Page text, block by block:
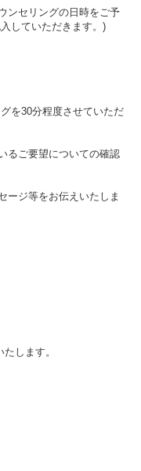
ンセリングの日時をご予
していただきます。)
を30分程度させていただ
るご要望についての確認
ージ等をお伝えいたしま
します。